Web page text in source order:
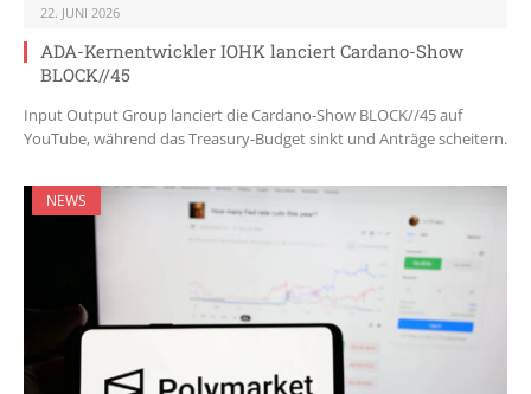
22. JUNI 2026
ADA-Kernentwickler IOHK lanciert Cardano-Show
BLOCK//45
Input Output Group lanciert die Cardano-Show BLOCK//45 auf
YouTube, während das Treasury-Budget sinkt und Anträge scheitern.
NEWS